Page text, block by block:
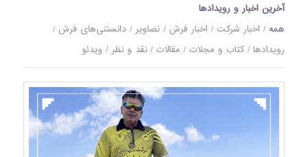
آخرین اخبار و رویدادها
همه / اخبار شرکت / اخبار فرش / تصاویر / دانستنی‌های فرش /
رویدادها / کتاب و مجلات / مقالات / نقد و نظر / ویدئو